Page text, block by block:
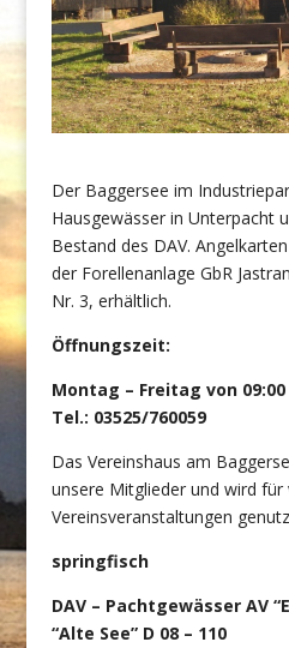
Der Baggersee im
Hausgewässer in Unterpacht
Bestand des DAV.
der Forellenanlage GbR
Nr. 3, erhältlich.
Öffnungszeit:
Montag – Freitag von 09:00
Tel.: 03525/760059
Das Vereinshaus am
unsere Mitglieder und wird für
Vereinsveranstaltungen
springfisch
DAV – Pachtgewässer AV
“Alte See” D 08 – 110